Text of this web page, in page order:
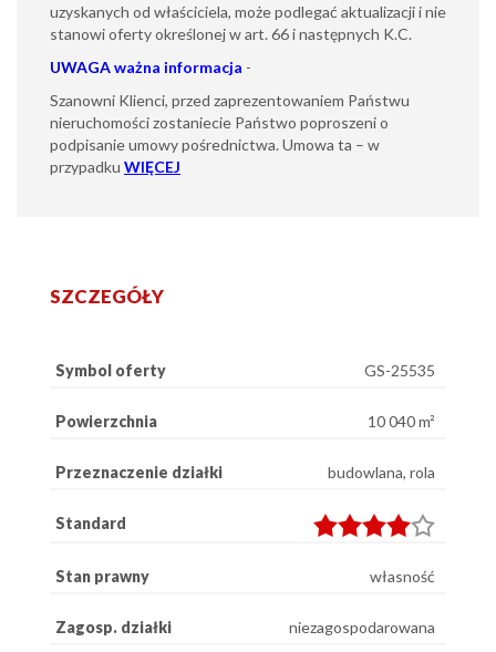
uzyskanych od właściciela, może podlegać aktualizacji i nie
stanowi oferty określonej w art. 66 i następnych K.C.
UWAGAważna informacja -
Szanowni Klienci, przed zaprezentowaniem Państwu
nieruchomości zostaniecie Państwo poproszeni o
podpisanie umowy pośrednictwa. Umowa ta – w
przypadku WIĘCEJ
SZCZEGÓŁY
Symbol oferty GS-25535
Powierzchnia 10 040 m²
Przeznaczenie działki budowlana, rola
Standard
Stan prawny własność
Zagosp. działki niezagospodarowana